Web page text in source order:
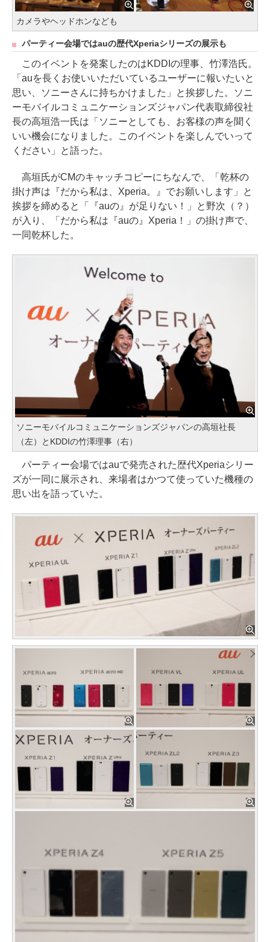
カメラやヘッドホンなども
パーティー会場ではauの歴代Xperiaシリーズの展示も
このイベントを発案したのはKDDIの理事、竹澤浩氏。
「auを長くお使いいただいているユーザーに報いたいと
思い、ソニーさんに持ちかけました」と挨拶した。ソニ
ーモバイルコミュニケーションズジャパン代表取締役社
長の高垣浩一氏は「ソニーとしても、お客様の声を聞く
いい機会になりました。このイベントを楽しんでいって
ください」と語った。
高垣氏がCMのキャッチコピーにちなんで、「乾杯の
掛け声は『だから私は、Xperia。』でお願いします」と
挨拶を締めると「『auの』が足りない！」と野次（？）
が入り、「だから私は『auの』Xperia！」の掛け声で、
一同乾杯した。
ソニーモバイルコミュニケーションズジャパンの高垣社長
（左）とKDDIの竹澤理事（右）
パーティー会場ではauで発売された歴代Xperiaシリー
ズが一同に展示され、来場者はかつて使っていた機種の
思い出を語っていた。